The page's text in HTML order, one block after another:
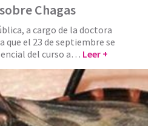
Chagas
a cargo de la doctora
que el 23 de septiembre se
del curso a… Leer +